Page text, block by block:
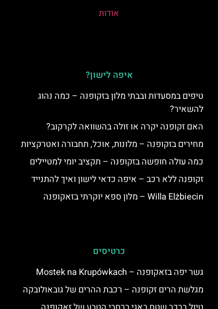
אודות
איפה לישון?
טיפים במסעדות ובבתי מלון בזקופנה – כמה נהוג
להשאיר?
האם זקופנה יקרה או זולה בהשוואה לקרקוב?
מחירים בזקופנה – מלונות, אוכל, תחבורה ואטרקציות
כמה עולה חופשה בזקופנה – תקציב יומי למטיילים
זקופנה ללא רכב – איפה כדאי לישון ואיך להתנייד
Willa Elżbiecin – מלון ספא יוקרתי בזאקופנה
כרטיסים
גשר יפה בזאקופנה – Mostek na Krupówkach
מגלשת הרים זקופנה – רכבת ההרים של גובאולובקה